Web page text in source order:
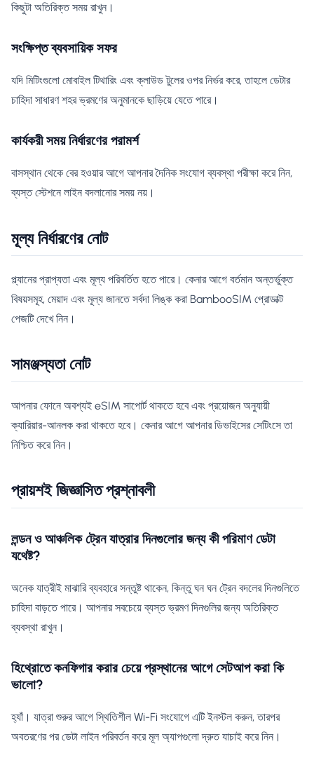
কিছুটা অতিরিক্ত সময় রাখুন।
সংক্ষিপ্ত ব্যবসায়িক সফর
যদি মিটিংগুলো মোবাইল টিথারিং এবং ক্লাউড টুলের ওপর নির্ভর করে, তাহলে ডেটার
চাহিদা সাধারণ শহর ভ্রমণের অনুমানকে ছাড়িয়ে যেতে পারে।
কার্যকরী সময় নির্ধারণের পরামর্শ
বাসস্থান থেকে বের হওয়ার আগে আপনার দৈনিক সংযোগ ব্যবস্থা পরীক্ষা করে নিন,
ব্যস্ত স্টেশনে লাইন বদলানোর সময় নয়।
মূল্য নির্ধারণের নোট
প্ল্যানের প্রাপ্যতা এবং মূল্য পরিবর্তিত হতে পারে। কেনার আগে বর্তমান অন্তর্ভুক্ত
বিষয়সমূহ, মেয়াদ এবং মূল্য জানতে সর্বদা লিঙ্ক করা BambooSIM প্রোডাক্ট
পেজটি দেখে নিন।
সামঞ্জস্যতা নোট
আপনার ফোনে অবশ্যই eSIM সাপোর্ট থাকতে হবে এবং প্রয়োজন অনুযায়ী
ক্যারিয়ার-আনলক করা থাকতে হবে। কেনার আগে আপনার ডিভাইসের সেটিংসে তা
নিশ্চিত করে নিন।
প্রায়শই জিজ্ঞাসিত প্রশ্নাবলী
লন্ডন ও আঞ্চলিক ট্রেন যাত্রার দিনগুলোর জন্য কী পরিমাণ ডেটা
যথেষ্ট?
অনেক যাত্রীই মাঝারি ব্যবহারে সন্তুষ্ট থাকেন, কিন্তু ঘন ঘন ট্রেন বদলের দিনগুলিতে
চাহিদা বাড়তে পারে। আপনার সবচেয়ে ব্যস্ত ভ্রমণ দিনগুলির জন্য অতিরিক্ত
ব্যবস্থা রাখুন।
হিথ্রোতে কনফিগার করার চেয়ে প্রস্থানের আগে সেটআপ করা কি
ভালো?
হ্যাঁ। যাত্রা শুরুর আগে স্থিতিশীল Wi-Fi সংযোগে এটি ইনস্টল করুন, তারপর
অবতরণের পর ডেটা লাইন পরিবর্তন করে মূল অ্যাপগুলো দ্রুত যাচাই করে নিন।